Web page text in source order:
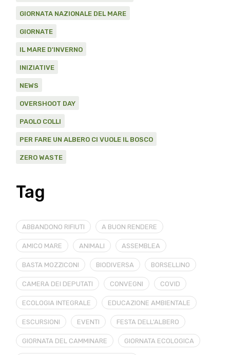
GIORNATA NAZIONALE DEL MARE
GIORNATE
IL MARE D'INVERNO
INIZIATIVE
NEWS
OVERSHOOT DAY
PAOLO COLLI
PER FARE UN ALBERO CI VUOLE IL BOSCO
ZERO WASTE
Tag
ABBANDONO RIFIUTI A BUON RENDERE
AMICO MARE ANIMALI ASSEMBLEA
BASTA MOZZICONI BIODIVERSA BORSELLINO
CAMERA DEI DEPUTATI CONVEGNI COVID
ECOLOGIA INTEGRALE EDUCAZIONE AMBIENTALE
ESCURSIONI EVENTI FESTA DELL'ALBERO
GIORNATA DEL CAMMINARE GIORNATA ECOLOGICA